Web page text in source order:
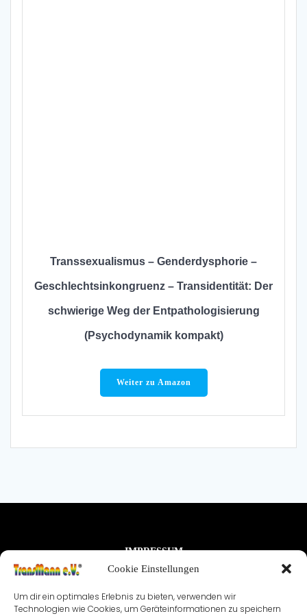
Cookie Einstellungen
Um dir ein optimales Erlebnis zu bieten, verwenden wir
Technologien wie Cookies, um Geräteinformationen zu speichern
Transsexualismus – Genderdysphorie –
Geschlechtsinkongruenz – Transidentität: Der
schwierige Weg der Entpathologisierung
(Psychodynamik kompakt)
Weiter zu Amazon
IMPRESSUM
VEREINSSATZUNG KONTAKT